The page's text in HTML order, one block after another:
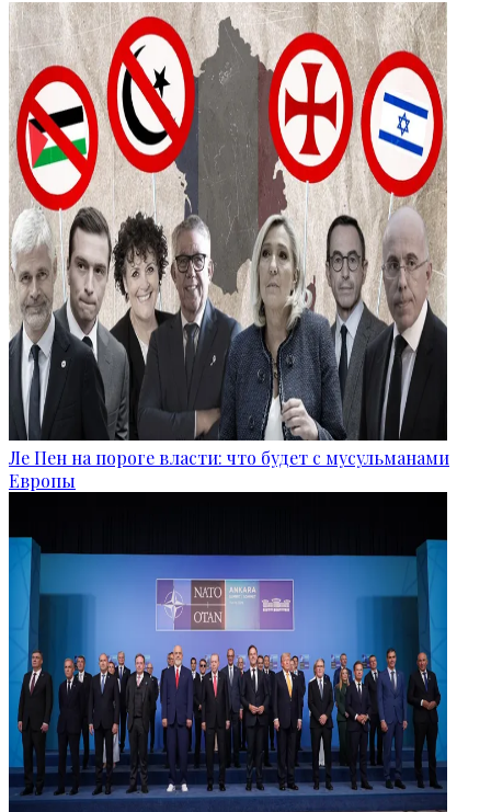
Ле Пен на пороге власти: что будет с мусульманами
Европы